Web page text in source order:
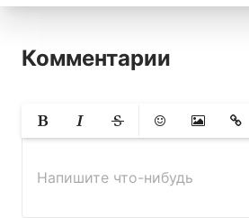
Комментарии
ЖирныйКурсивЗачеркнутый
СмайликиВставить
Напишите что-нибудь